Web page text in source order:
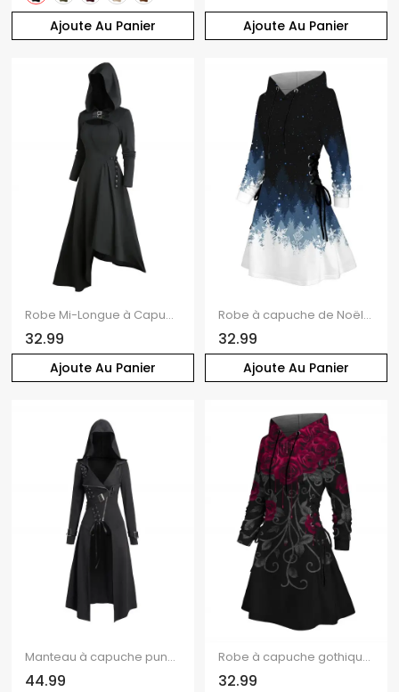
Ajoute Au Panier Ajoute Au Panier
Ajoute Au Panier
Robe Mi-Longue à Capuche Asymétrique Gothique Découpée à Manches Longues en Couleur Unie
32.99
Ajoute Au Panier
Robe à capuche de Noël à lacets et motif flocon de neige colorblock
32.99
Manteau à capuche punk gothique uni à lacets et fermeture éclair
44.99
Robe à capuche gothique à imprimé feuilles de roses, mini-robe à lacets et cordons de serrage
32.99